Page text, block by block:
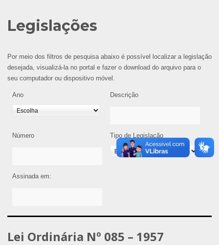
Legislações
Por meio dos filtros de pesquisa abaixo é possível localizar a legislação
desejada, visualizá-la no portal e fazer o download do arquivo para o
seu computador ou dispositivo móvel.
Ano Descrição
Número Tipo de Legislação
Assinada em:
Lei Ordinária Nº 085 – 1957